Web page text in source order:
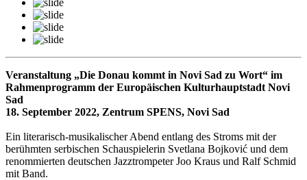
Veranstaltung „Die Donau kommt in Novi Sad zu Wort“ im
Rahmenprogramm der Europäischen Kulturhauptstadt Novi
Sad
18. September 2022, Zentrum SPENS, Novi Sad
Ein literarisch-musikalischer Abend entlang des Stroms mit der
berühmten serbischen Schauspielerin Svetlana Bojković und dem
renommierten deutschen Jazztrompeter Joo Kraus und Ralf Schmid
mit Band.